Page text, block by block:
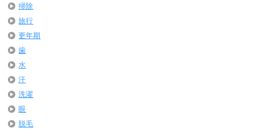
掃除
旅行
更年期
歯
水
汗
洗濯
眼
脱毛